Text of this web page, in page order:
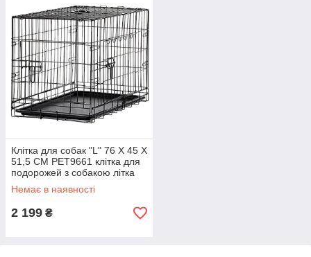
Клітка для собак "L" 76 X 45 X
51,5 СМ PET9661 клітка для
подорожей з собакою літка
для перевезення тварин
Немає в наявності
2 199 ₴